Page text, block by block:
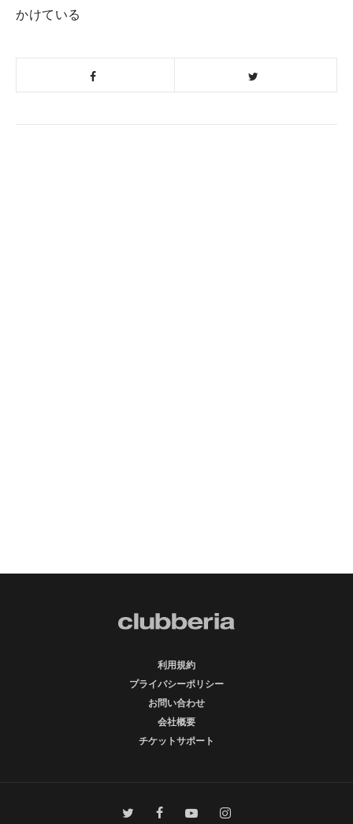
かけている
利用規約
プライバシーポリシー
お問い合わせ
会社概要
チケットサポート